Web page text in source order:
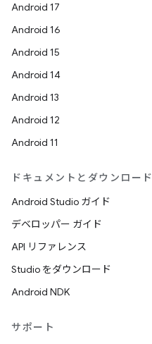
Android 17
Android 16
Android 15
Android 14
Android 13
Android 12
Android 11
ドキュメントとダウンロード
Android Studio ガイド
デベロッパー ガイド
API リファレンス
Studio をダウンロード
Android NDK
サポート